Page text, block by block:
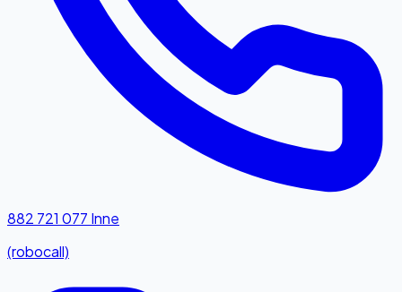
882 721 077 Inne
(robocall)